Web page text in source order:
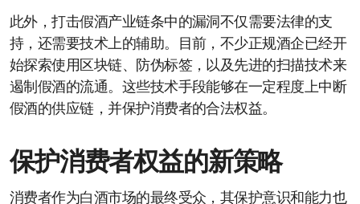
此外，打击假酒产业链条中的漏洞不仅需要法律的支
持，还需要技术上的辅助。目前，不少正规酒企已经开
始探索使用区块链、防伪标签，以及先进的扫描技术来
遏制假酒的流通。这些技术手段能够在一定程度上中断
假酒的供应链，并保护消费者的合法权益。
保护消费者权益的新策略
消费者作为白酒市场的最终受众，其保护意识和能力也